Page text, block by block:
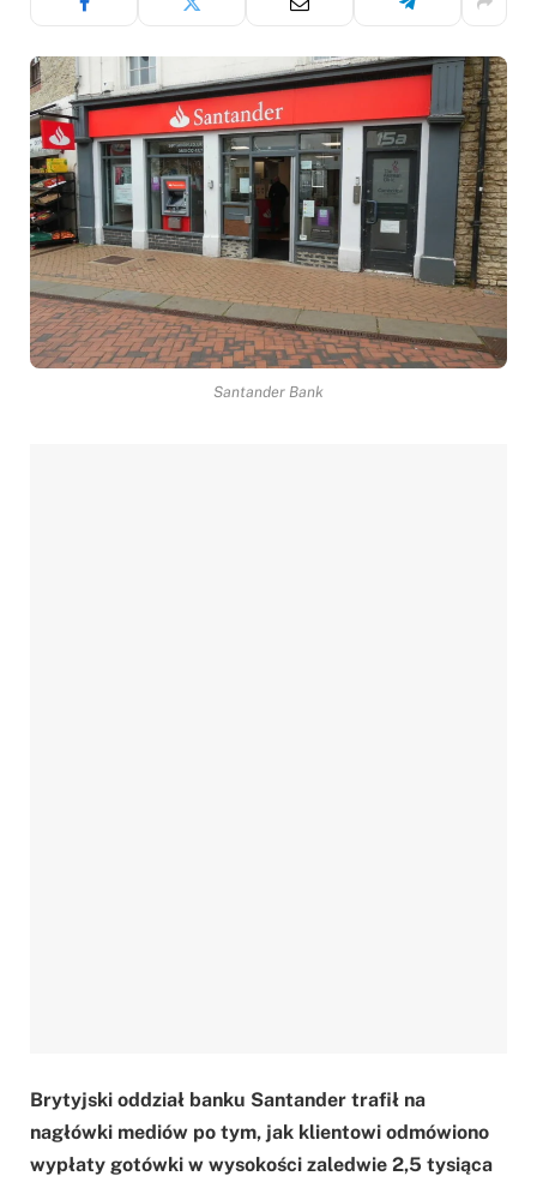
Santander Bank
Brytyjski oddział banku Santander trafił na
nagłówki mediów po tym, jak klientowi odmówiono
wypłaty gotówki w wysokości zaledwie 2,5 tysiąca